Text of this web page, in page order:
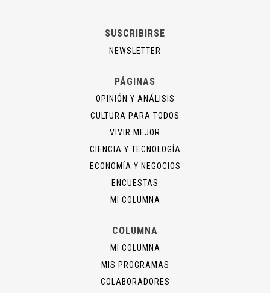
SUSCRIBIRSE
NEWSLETTER
PÁGINAS
OPINIÓN Y ANÁLISIS
CULTURA PARA TODOS
VIVIR MEJOR
CIENCIA Y TECNOLOGÍA
ECONOMÍA Y NEGOCIOS
ENCUESTAS
MI COLUMNA
COLUMNA
MI COLUMNA
MIS PROGRAMAS
COLABORADORES